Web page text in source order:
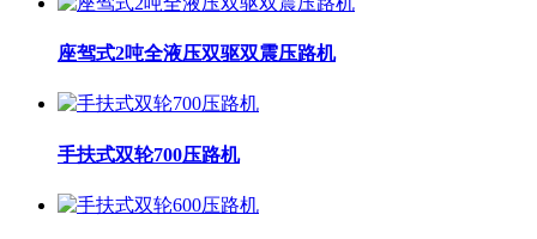
座驾式2吨全液压双驱双震压路机
手扶式双轮700压路机